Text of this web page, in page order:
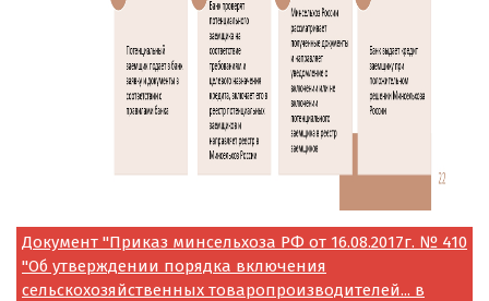
Документ "Приказ минсельхоза РФ от 16.08.2017г. № 410
"Об утверждении порядка включения
сельскохозяйственных товаропроизводителей... в